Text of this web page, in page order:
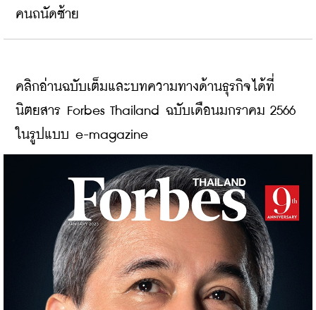
คนถนัดซ้าย
คลิกอ่านฉบับเต็มและบทความทางด้านธุรกิจได้ที่
นิตยสาร Forbes Thailand ฉบับเดือนมกราคม 2566
ในรูปแบบ e-magazine